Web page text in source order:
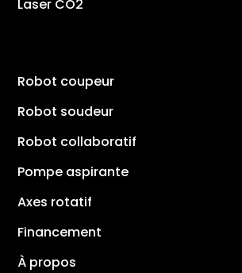
Laser CO2
Robot coupeur
Robot soudeur
Robot collaboratif
Pompe aspirante
Axes rotatif
Financement
À propos